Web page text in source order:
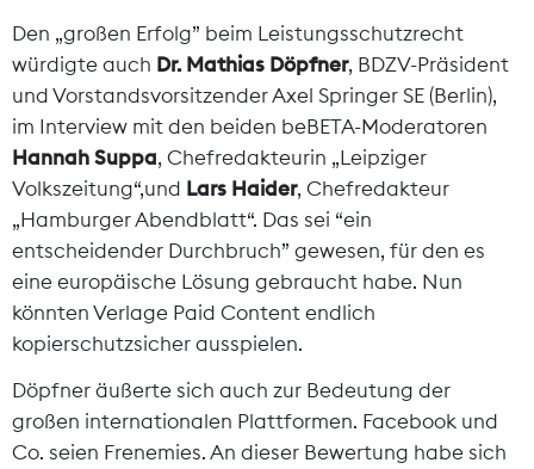
Den „großen Erfolg” beim Leistungsschutzrecht
würdigte auch Dr. Mathias Döpfner, BDZV-Präsident
und Vorstandsvorsitzender Axel Springer SE (Berlin),
im Interview mit den beiden beBETA-Moderatoren
Hannah Suppa, Chefredakteurin „Leipziger
Volkszeitung“,und Lars Haider, Chefredakteur
„Hamburger Abendblatt“. Das sei “ein
entscheidender Durchbruch” gewesen, für den es
eine europäische Lösung gebraucht habe. Nun
könnten Verlage Paid Content endlich
kopierschutzsicher ausspielen.
Döpfner äußerte sich auch zur Bedeutung der
großen internationalen Plattformen. Facebook und
Co. seien Frenemies. An dieser Bewertung habe sich